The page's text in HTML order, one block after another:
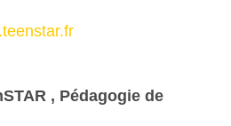
, Pédagogie de